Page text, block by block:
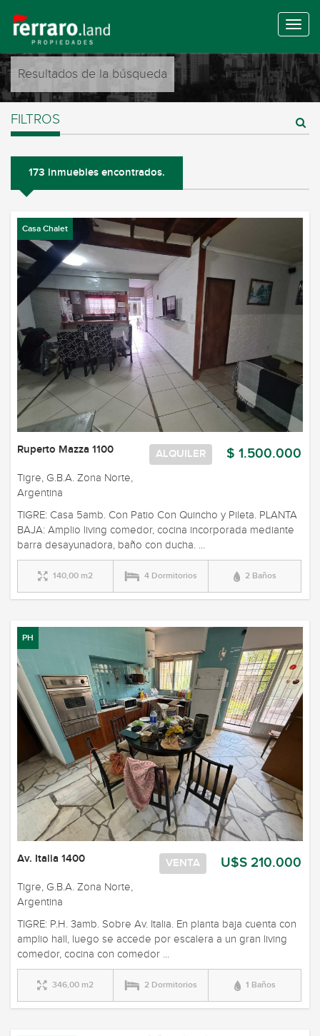
Resultados de la búsqueda
FILTROS
173 inmuebles encontrados.
Casa Chalet
$ 1.500.000
ALQUILER
Ruperto Mazza 1100
Tigre, G.B.A. Zona Norte,
Argentina
TIGRE: Casa 5amb. Con Patio Con Quincho y Pileta. PLANTA
BAJA: Amplio living comedor, cocina incorporada mediante
barra desayunadora, baño con ducha. ...
140,00 m2 4 Dormitorios 2 Baños
PH
U$S 210.000
VENTA
Av. Italia 1400
Tigre, G.B.A. Zona Norte,
Argentina
TIGRE: P.H. 3amb. Sobre Av. Italia. En planta baja cuenta con
amplio hall, luego se accede por escalera a un gran living
comedor, cocina con comedor ...
346,00 m2 2 Dormitorios 1 Baños